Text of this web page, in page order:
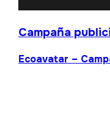
Campaña
Ecoavatar –